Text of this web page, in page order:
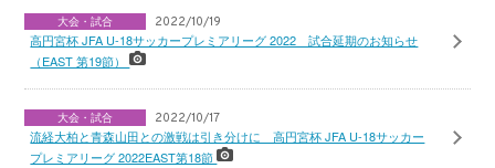
大会・試合 2022/10/19
高円宮杯 JFA U-18サッカープレミアリーグ 2022 試合延期のお知らせ
（EAST 第19節）
大会・試合 2022/10/17
流経大柏と青森山田との激戦は引き分けに 高円宮杯 JFA U-18サッカー
プレミアリーグ 2022EAST第18節